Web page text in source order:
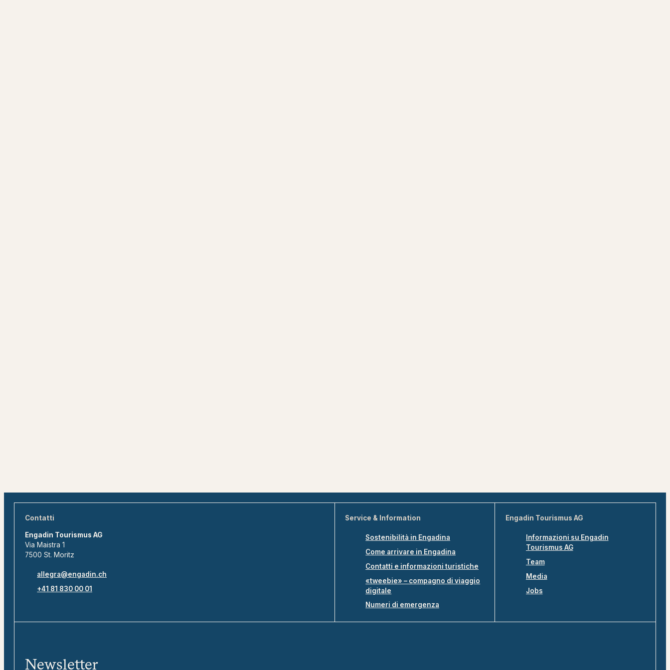
Contatti
Engadin Tourismus AG
Via Maistra 1
7500 St. Moritz
allegra@engadin.ch
+41 81 830 00 01
Service & Information
Sostenibilità in Engadina
Come arrivare in Engadina
Contatti e informazioni turistiche
«tweebie» – compagno di viaggio
digitale
Numeri di emergenza
Engadin Tourismus AG
Informazioni su Engadin
Tourismus AG
Team
Media
Jobs
Newsletter